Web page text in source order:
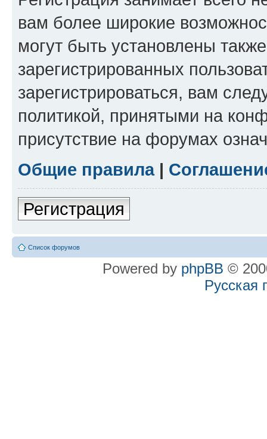
вам более широкие
могут быть установлены
зарегистрированных
зарегистрироваться, вам
политикой, принятыми на
присутствие на форумах
Общие правила|
Регистрация
Список форумов
Powered by phpBB ©
Русская